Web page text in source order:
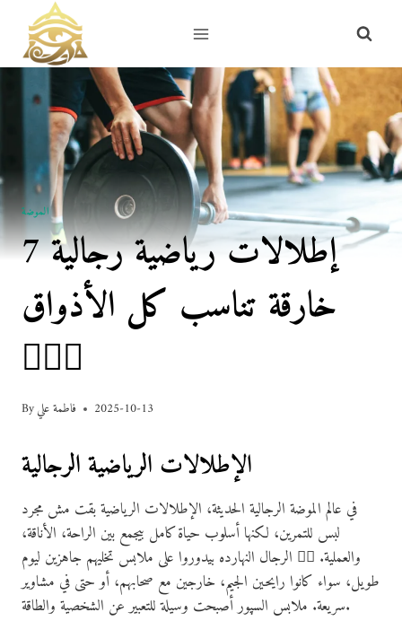
content
الموضة
7 إطلالات رياضية رجالية
خارقة تناسب كل الأذواق
🏋️‍♂️🔥
Byفاطمة علي 2025-10-13
الإطلالات الرياضية الرجالية
في عالم الموضة الرجالية الحديثة، الإطلالات الرياضية بقت مش مجرد
لبس للتمرين، لكنها أسلوب حياة كامل بيجمع بين الراحة، الأناقة،
والعملية. 🏃‍♂️ الرجال النهارده بيدوروا على ملابس تخليهم جاهزين ليوم
طويل، سواء كانوا رايحين الجيم، خارجين مع صحابهم، أو حتى في مشاوير
سريعة. ملابس السپور أصبحت وسيلة للتعبير عن الشخصية والطاقة.